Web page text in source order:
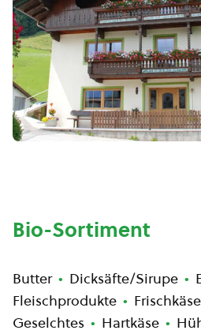
Bio-Sortiment
Butter Dicksäfte/Sirupe
Fleischprodukte
Frischkäse
Geselchtes
Hartkäse